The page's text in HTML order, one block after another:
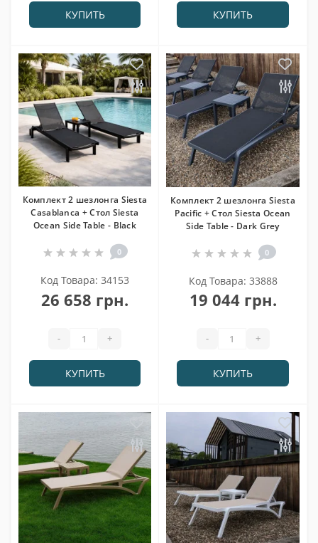
КУПИТЬ КУПИТЬ
Комплект 2 шезлонга Siesta
Casablanca + Стол Siesta
Ocean Side Table - Black
0
Код Товара: 34153
26 658 грн.
- +
КУПИТЬ
Комплект 2 шезлонга Siesta
Pacific + Стол Siesta Ocean
Side Table - Dark Grey
0
Код Товара: 33888
19 044 грн.
- +
КУПИТЬ